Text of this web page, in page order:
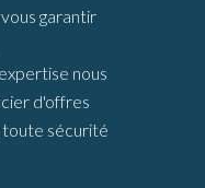
garantir
nous
d'offres
toute sécurité